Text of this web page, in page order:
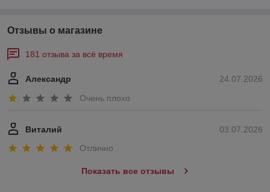
Отзывы о магазине
181 отзыва за всё время
24.07.2026
Александр
Очень плохо
03.07.2026
Виталий
Отлично
Показать все отзывы